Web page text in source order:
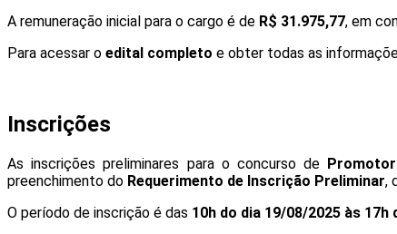
A remuneração inicial para o cargo é de R$ 31.975,77, em
Para acessar o edital completo e obter todas as
Inscrições
As inscrições preliminares para o concurso de
preenchimento do Requerimento de Inscrição Preliminar,
O período de inscrição é das 10h do dia 19/08/2025 às 17h